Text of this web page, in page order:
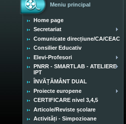
Meniu principal
Home page
Secretariat
Comunicate direcțiune/CA/CEAC
Consilier Educativ
Elevi-Profesori
PNRR - SMARTLAB - ATELIERE
IPT
ÎNVĂȚĂMÂNT DUAL
Proiecte europene
CERTIFICARE nivel 3,4,5
Articole/Reviste școlare
Activități - Simpozioane